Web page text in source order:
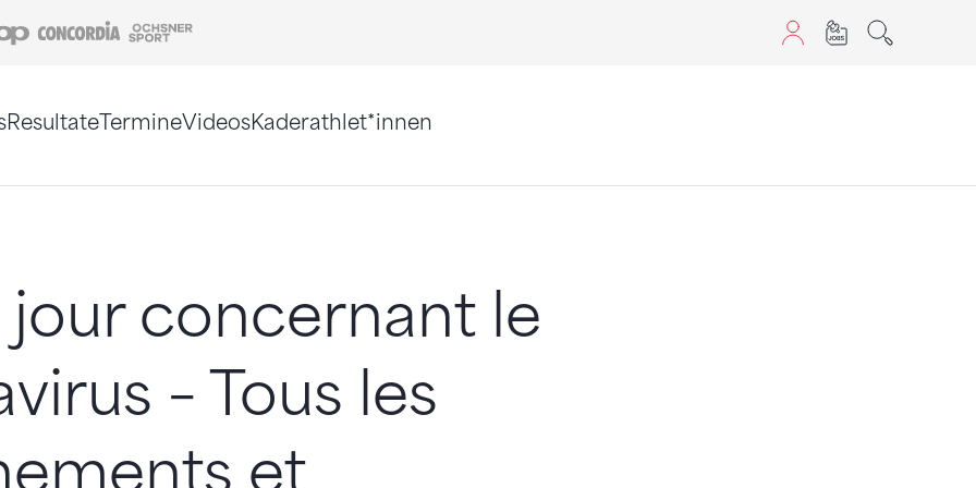
Coop Concordia
ResultateTermineVideosKaderathlet*innen
jour concernant le
– Tous les
et